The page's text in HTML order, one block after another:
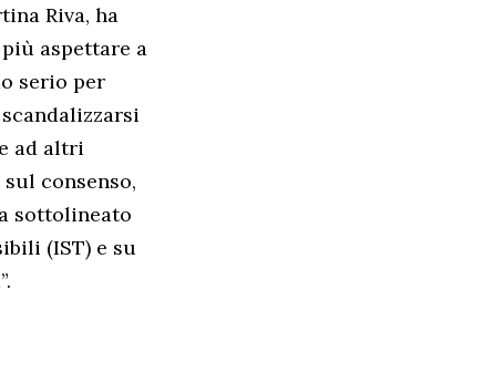
Riva, ha
aspettare a
serio per
ad altri
consenso,
sottolineato
(IST) e su